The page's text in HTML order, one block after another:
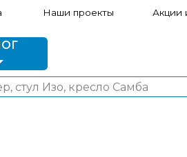
Наши проекты Акции и скидки